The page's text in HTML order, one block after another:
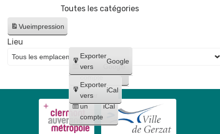
juin
Toutes les catégories
Vueimpression
Créer
un
compte
Google
Créer
un
compte
iCal
Exporter
vers
Google
Exporter
vers
iCal
Lieu